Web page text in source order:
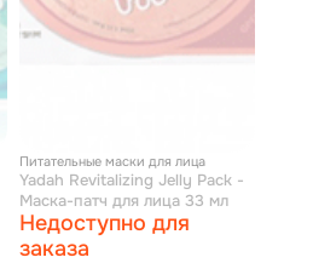
Питательные маски для лица
Yadah Revitalizing Jelly Pack -
Маска-патч для лица 33 мл
Недоступно для
заказа